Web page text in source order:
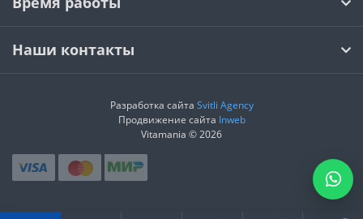
Наши контакты
Разработка сайта Svitli Agency
Продвижение сайта Inweb
Vitamania © 2026